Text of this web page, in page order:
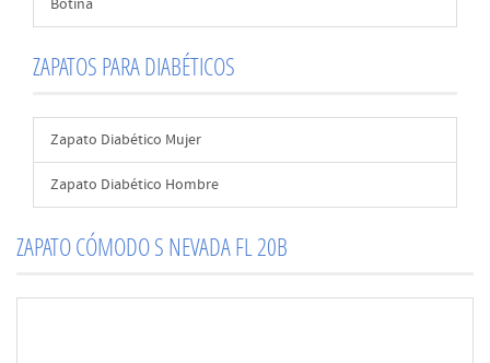
Botina
ZAPATOS PARA DIABÉTICOS
Zapato Diabético Mujer
Zapato Diabético Hombre
ZAPATO CÓMODO S NEVADA FL 20B